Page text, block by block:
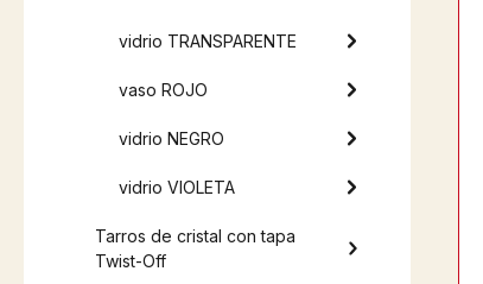
vidrio TRANSPARENTE
vaso ROJO
vidrio NEGRO
vidrio VIOLETA
Tarros de cristal con tapa
Twist-Off